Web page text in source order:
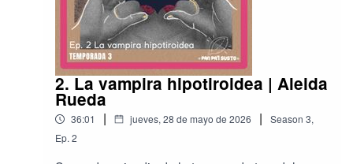
2. La vampira hipotiroidea | Aleida
Rueda
36:01 | jueves, 28 de mayo de 2026 | Season 3,
Ep. 2